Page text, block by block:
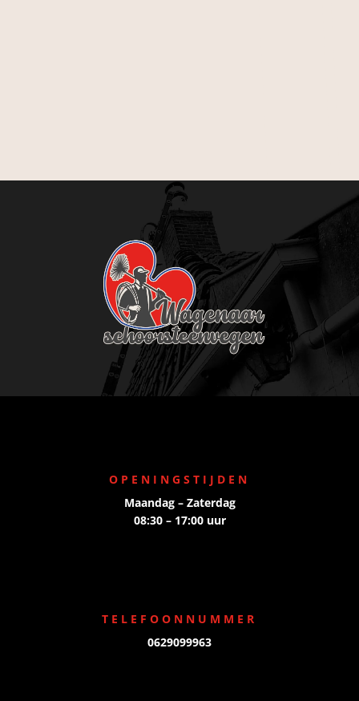
OPENINGSTIJDEN
Maandag – Zaterdag
08:30 – 17:00 uur
TELEFOONNUMMER
0629099963